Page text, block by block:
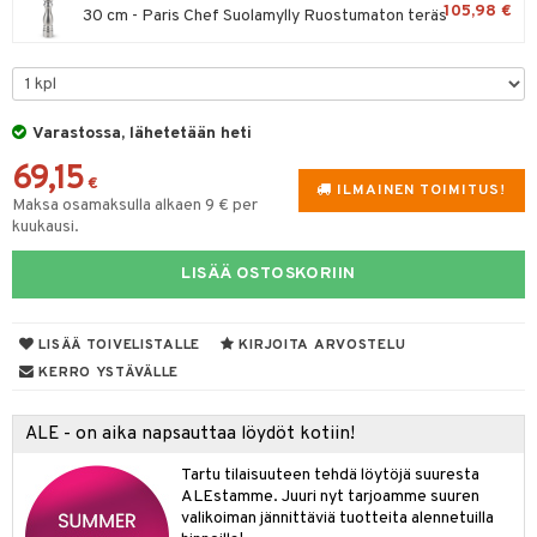
30 cm - Paris Chef Suolamylly Ruostumaton teräs105,98 €
Varastossa, lähetetään heti
ILMAINEN TOIMITUS!
69,15 €
Maksa osamaksulla alkaen 9 € per
kuukausi.
LISÄÄ OSTOSKORIIN
LISÄÄ TOIVELISTALLE
KIRJOITA ARVOSTELU
KERRO YSTÄVÄLLE
ALE - on aika napsauttaa löydöt kotiin!
Tartu tilaisuuteen tehdä löytöjä suuresta
ALEstamme. Juuri nyt tarjoamme suuren
valikoiman jännittäviä tuotteita alennetuilla
& Vihannesveitset
sisustus
tarvikkeita
tekstiilit
koristelu
säilytys
tekstiilit
Saalit
& Tyynyliinat
& Peitot
& Koukut
& Korit
& Veistokset
& Lyhdyt
tekstiilit
tekstiilit
hyönteissuoja
& Lyhdyt